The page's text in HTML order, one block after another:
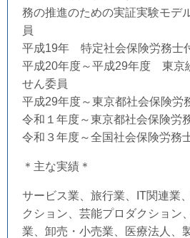
務の推進のための実証実験モデ
員
平成19年 特定社会保険労務士
平成20年度～平成29年度 東京
せん委員
平成29年度～東京都社会保険
令和１年度～東京都社会保険
令和３年度～全国社会保険労
＊主な実績＊
サービス業、旅行業、IT関連業
クション、芸能プロダクション
業、卸売・小売業、医療法人、